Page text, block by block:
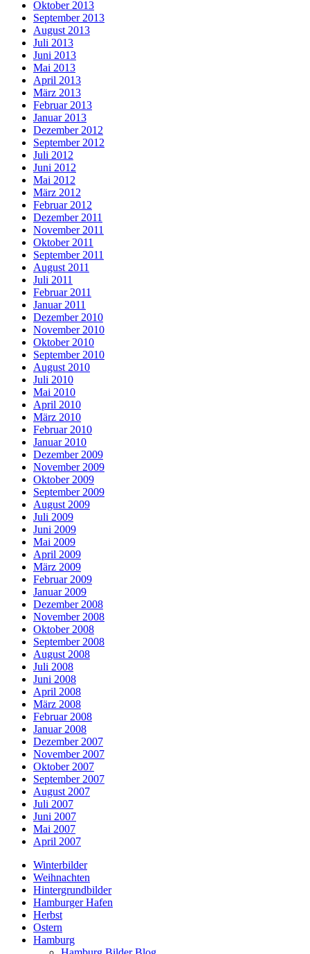
Oktober 2013
September 2013
August 2013
Juli 2013
Juni 2013
Mai 2013
April 2013
März 2013
Februar 2013
Januar 2013
Dezember 2012
September 2012
Juli 2012
Juni 2012
Mai 2012
März 2012
Februar 2012
Dezember 2011
November 2011
Oktober 2011
September 2011
August 2011
Juli 2011
Februar 2011
Januar 2011
Dezember 2010
November 2010
Oktober 2010
September 2010
August 2010
Juli 2010
Mai 2010
April 2010
März 2010
Februar 2010
Januar 2010
Dezember 2009
November 2009
Oktober 2009
September 2009
August 2009
Juli 2009
Juni 2009
Mai 2009
April 2009
März 2009
Februar 2009
Januar 2009
Dezember 2008
November 2008
Oktober 2008
September 2008
August 2008
Juli 2008
Juni 2008
April 2008
März 2008
Februar 2008
Januar 2008
Dezember 2007
November 2007
Oktober 2007
September 2007
August 2007
Juli 2007
Juni 2007
Mai 2007
April 2007
Winterbilder
Weihnachten
Hintergrundbilder
Hamburger Hafen
Herbst
Ostern
Hamburg